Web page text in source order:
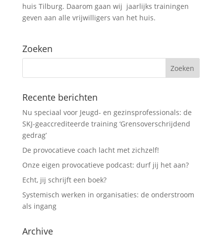
huis Tilburg. Daarom gaan wij jaarlijks trainingen
geven aan alle vrijwilligers van het huis.
Zoeken
Recente berichten
Nu speciaal voor Jeugd- en gezinsprofessionals: de
SKJ-geaccrediteerde training ‘Grensoverschrijdend
gedrag’
De provocatieve coach lacht met zichzelf!
Onze eigen provocatieve podcast: durf jij het aan?
Echt, jij schrijft een boek?
Systemisch werken in organisaties: de onderstroom
als ingang
Archive